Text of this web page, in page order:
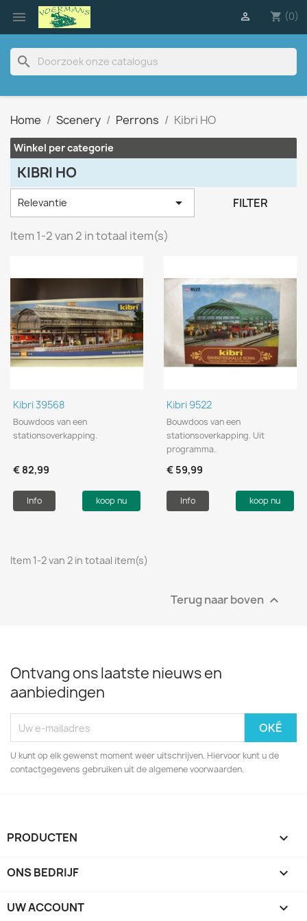
 shopping_cart (0)

search
Home Scenery Perrons Kibri HO
Winkel per categorie
KIBRI HO
Relevantie  FILTER
Item 1-2 van 2 in totaal item(s)
Kibri 39568
Bouwdoos van een
stationsoverkapping.
€ 82,99
Info koop nu
Kibri 9522
Bouwdoos van een
stationsoverkapping. Uit
programma.
€ 59,99
Info koop nu
Item 1-2 van 2 in totaal item(s)
Terug naar boven 
Ontvang ons laatste nieuws en
aanbiedingen
U kunt op elk gewenst moment weer uitschrijven. Hiervoor kunt u de
contactgegevens gebruiken uit de algemene voorwaarden.
PRODUCTEN 
ONS BEDRIJF 
UW ACCOUNT 